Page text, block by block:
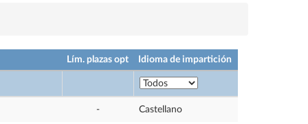
Lím. plazas opt Idioma de impartición
- Castellano